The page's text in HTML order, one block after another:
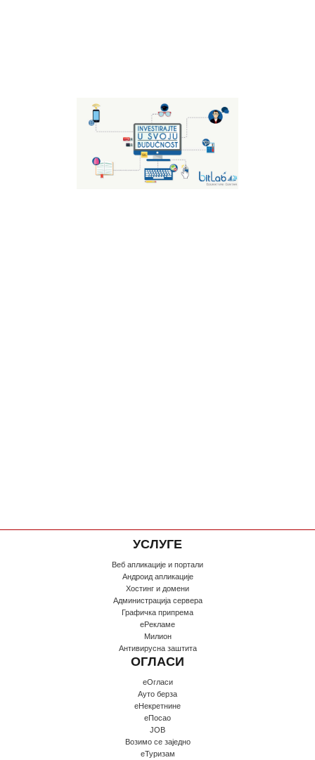
УСЛУГЕ
Веб апликације и портали
Андроид апликације
Хостинг и домени
Администрација сервера
Графичка припрема
еРекламе
Милион
Антивирусна заштита
ОГЛАСИ
еОгласи
Ауто берза
еНекретнине
еПосао
JOB
Возимо се заједно
еТуризам